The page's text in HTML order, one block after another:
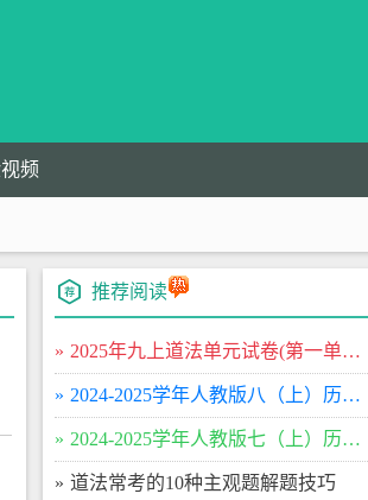
频
推荐阅读
​2025年九上道法单元试卷(第一单元富强与创新)单元测试卷
​2024-2025学年人教版八（上）历史期末百校联考卷
​2024-2025学年人教版七（上）历史期末百校联考卷
​道法常考的10种主观题解题技巧